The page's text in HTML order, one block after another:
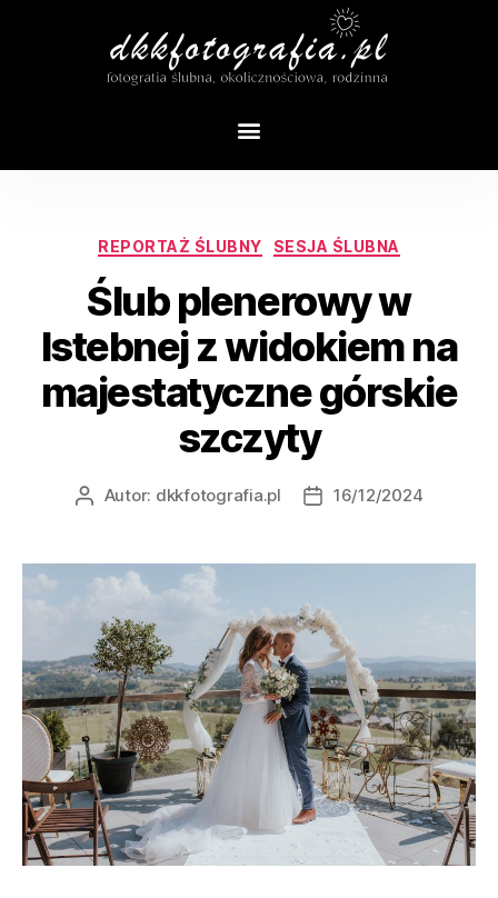
REPORTAŻ ŚLUBNY SESJA ŚLUBNA
Ślub plenerowy w
Istebnej z widokiem na
majestatyczne górskie
szczyty
Autor: dkkfotografia.pl 16/12/2024